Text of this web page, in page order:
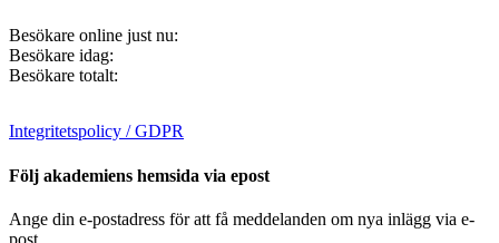
Besökare online just nu:
Besökare idag:
Besökare totalt:
Integritetspolicy / GDPR
Följ akademiens hemsida via epost
Ange din e-postadress för att få meddelanden om nya inlägg via e-
post.